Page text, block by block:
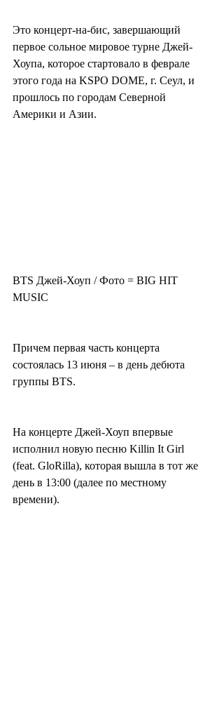
Это концерт-на-бис, завершающий
первое сольное мировое турне Джей-
Хоупа, которое стартовало в феврале
этого года на KSPO DOME, г. Сеул, и
прошлось по городам Северной
Америки и Азии.
BTS Джей-Хоуп / Фото = BIG HIT
MUSIC
Причем первая часть концерта
состоялась 13 июня – в день дебюта
группы BTS.
На концерте Джей-Хоуп впервые
исполнил новую песню Killin It Girl
(feat. GloRilla), которая вышла в тот же
день в 13:00 (далее по местному
времени).